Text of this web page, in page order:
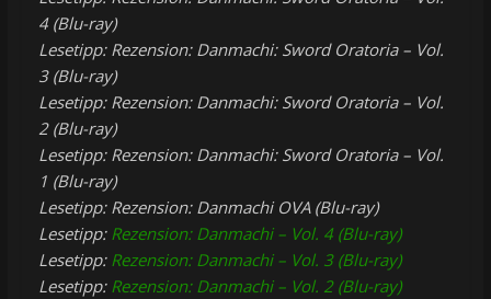
4 (Blu-ray)
Lesetipp: Rezension: Danmachi: Sword Oratoria – Vol.
3 (Blu-ray)
Lesetipp: Rezension: Danmachi: Sword Oratoria – Vol.
2 (Blu-ray)
Lesetipp: Rezension: Danmachi: Sword Oratoria – Vol.
1 (Blu-ray)
Lesetipp: Rezension: Danmachi OVA (Blu-ray)
Lesetipp: Rezension: Danmachi – Vol. 4 (Blu-ray)
Lesetipp: Rezension: Danmachi – Vol. 3 (Blu-ray)
Lesetipp: Rezension: Danmachi – Vol. 2 (Blu-ray)